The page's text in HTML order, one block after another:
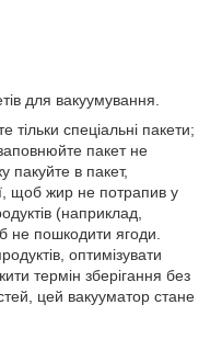
для вакуумування.
спеціальні пакети;
пакет не
пакуйте в пакет,
щоб жир не потрапив у
(наприклад,
не пошкодити ягоди.
оптимізувати
термін зберігання без
цей вакууматор стане